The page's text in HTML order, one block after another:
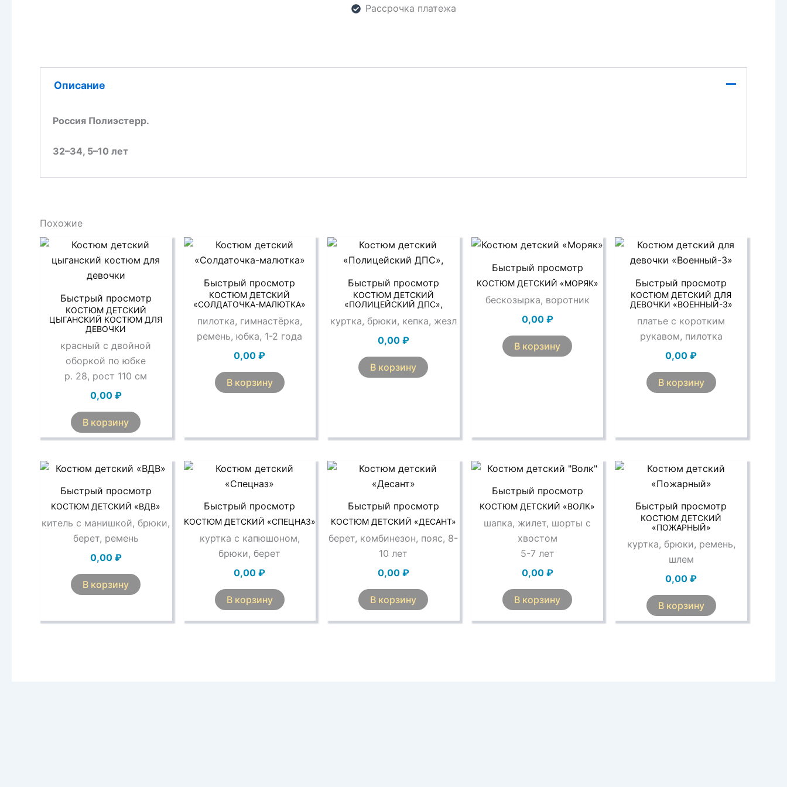
Рассрочка платежа
Описание
Россия Полиэстерр.
32–34, 5–10 лет
Похожие
Быстрый просмотр
КОСТЮМ ДЕТСКИЙ
ЦЫГАНСКИЙ КОСТЮМ ДЛЯ
ДЕВОЧКИ
красный с двойной
оборкой по юбке
р. 28, рост 110 см
0,00 ₽
В корзину
Быстрый просмотр
КОСТЮМ ДЕТСКИЙ
«СОЛДАТОЧКА-МАЛЮТКА»
пилотка, гимнастёрка,
ремень, юбка, 1-2 года
0,00₽
В корзину
Быстрый просмотр
КОСТЮМ ДЕТСКИЙ
«ПОЛИЦЕЙСКИЙ ДПС»,
куртка, брюки, кепка, жезл
0,00 ₽
В корзину
Быстрый просмотр
КОСТЮМ ДЕТСКИЙ «МОРЯК»
бескозырка, воротник
0,00 ₽
В корзину
Быстрый просмотр
КОСТЮМ ДЕТСКИЙ ДЛЯ
ДЕВОЧКИ «ВОЕННЫЙ-3»
платье с коротким
рукавом, пилотка
0,00₽
В корзину
Быстрый просмотр
КОСТЮМ ДЕТСКИЙ «ВДВ»
китель с манишкой, брюки,
берет, ремень
0,00 ₽
В корзину
Быстрый просмотр
КОСТЮМ ДЕТСКИЙ «СПЕЦНАЗ»
куртка с капюшоном,
брюки, берет
0,00₽
В корзину
Быстрый просмотр
КОСТЮМ ДЕТСКИЙ «ДЕСАНТ»
берет, комбинезон, пояс, 8-
10 лет
0,00 ₽
В корзину
Быстрый просмотр
КОСТЮМ ДЕТСКИЙ «ВОЛК»
шапка, жилет, шорты с
хвостом
5-7 лет
0,00 ₽
В корзину
Быстрый просмотр
КОСТЮМ ДЕТСКИЙ
«ПОЖАРНЫЙ»
куртка, брюки, ремень,
шлем
0,00₽
В корзину